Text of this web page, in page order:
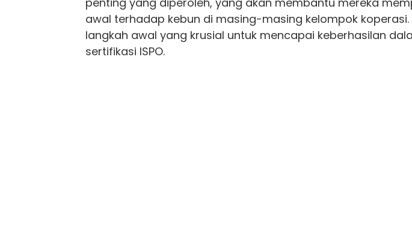
awal terhadap kebun di masing-masing kelompok koperasi.
langkah awal yang krusial untuk mencapai keberhasilan
sertifikasi ISPO.